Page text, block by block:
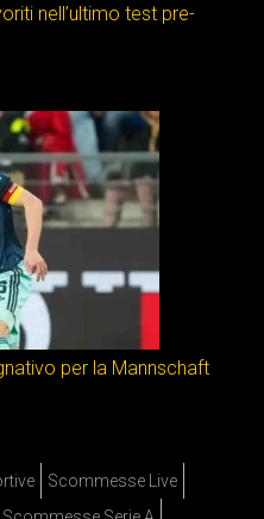
nell’ultimo test pre-
per la Mannschaft
Scommesse Live